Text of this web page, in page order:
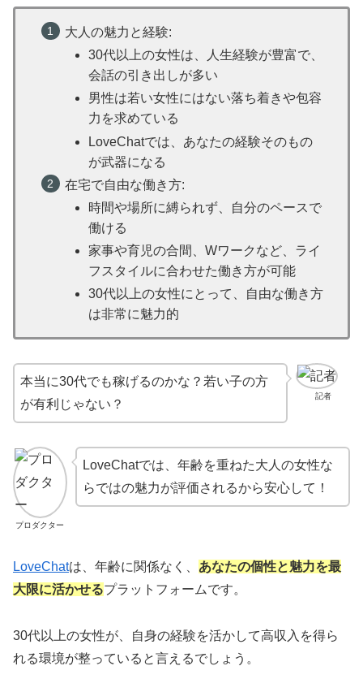
大人の魅力と経験:
30代以上の女性は、人生経験が豊富で、
会話の引き出しが多い
男性は若い女性にはない落ち着きや包容
力を求めている
LoveChatでは、あなたの経験そのもの
が武器になる
在宅で自由な働き方:
時間や場所に縛られず、自分のペースで
働ける
家事や育児の合間、Wワークなど、ライ
フスタイルに合わせた働き方が可能
30代以上の女性にとって、自由な働き方
は非常に魅力的
記者
本当に30代でも稼げるのかな？若い子の方
が有利じゃない？
プロダクター
LoveChatでは、年齢を重ねた大人の女性な
らではの魅力が評価されるから安心して！
LoveChatは、年齢に関係なく、 あなたの個性と魅力を最
大限に活かせるプラットフォームです。
30代以上の女性が、自身の経験を活かして高収入を得ら
れる環境が整っていると言えるでしょう。